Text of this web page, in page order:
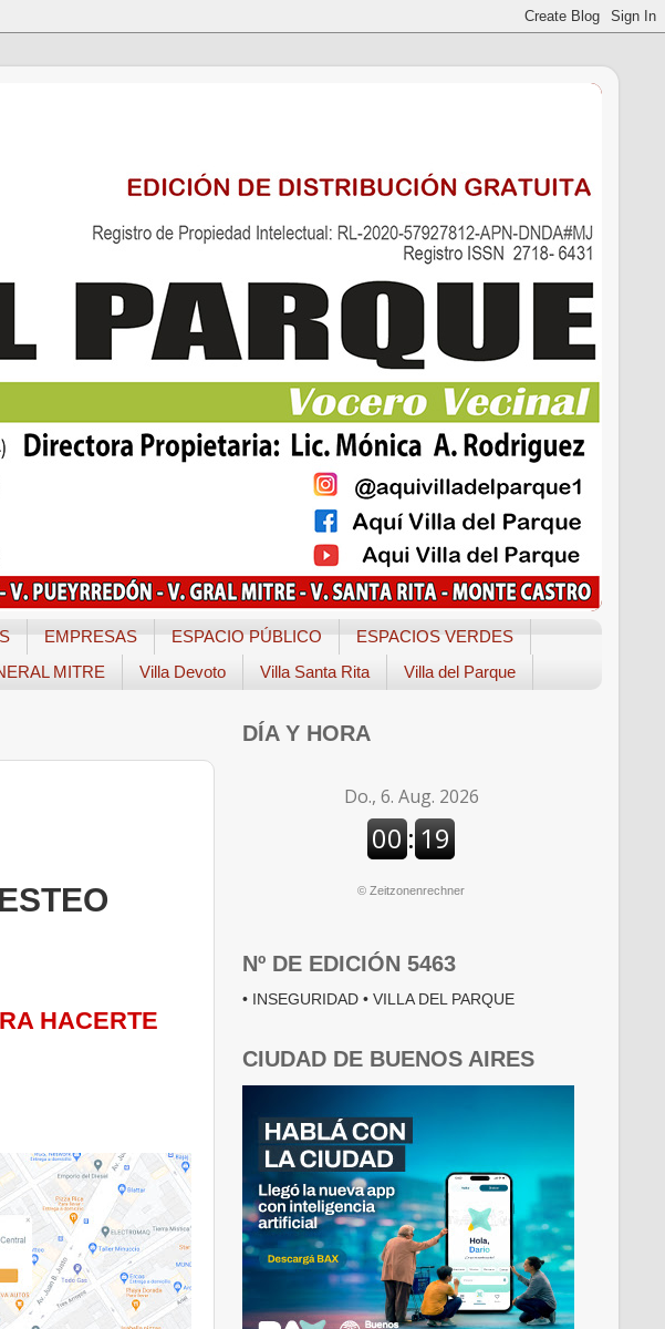
EMPRESAS ESPACIO PÚBLICO
ESPACIOS VERDES
MITRE Villa Devoto Villa Santa Rita Villa del Parque
HACERTE
DÍA Y HORA
© Zeitzonenrechner
Nº DE EDICIÓN 5463
• INSEGURIDAD • VILLA DEL PARQUE
CIUDAD DE BUENOS AIRES